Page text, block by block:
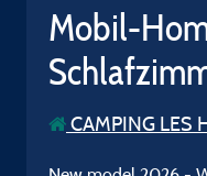
Mobil-
CAMPING LES